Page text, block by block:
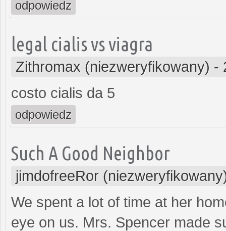
odpowiedz
legal cialis vs viagra
Zithromax (niezweryfikowany) -
costo cialis da 5
odpowiedz
Such A Good Neighbor
jimdofreeRor
We spent a lot of time at her
eye on us. Mrs. Spencer made